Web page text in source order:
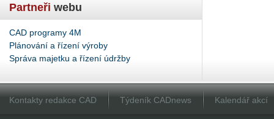
Partneři webu
CAD programy 4M
Plánování a řízení výroby
Správa majetku a řízení údržby
Kontakty redakce CAD Týdeník CADnews Kalendář akcí